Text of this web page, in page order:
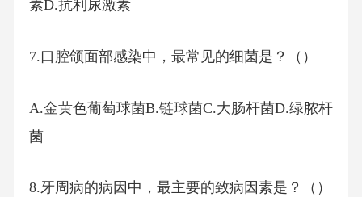
素D.抗利尿激素
7.口腔颌面部感染中，最常见的细菌是？（）
A.金黄色葡萄球菌B.链球菌C.大肠杆菌D.绿脓杆
菌
8.牙周病的病因中，最主要的致病因素是？（）